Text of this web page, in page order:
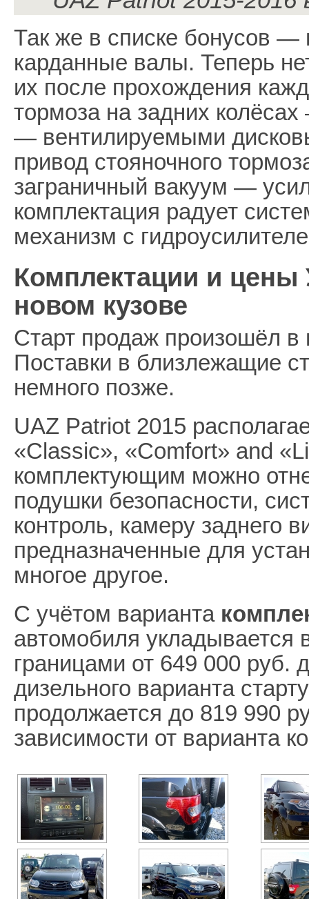
Так же в списке бонусов
карданные валы. Теперь
их после прохождения
тормоза на задних
— вентилируемыми
привод стояночного
заграничный вакуум —
комплектация радует
механизм с
Комплектации и цены
новом кузове
Старт продаж произошёл в
Поставки в близлежащие
немного позже.
UAZ Patriot 2015
«Classic», «Comfort» and
комплектующим можно
подушки безопасности,
контроль, камеру заднего
предназначенные для
многое другое.
С учётом варианта
автомобиля укладывается
границами от 649 000 руб.
дизельного варианта
продолжается до 819 990
зависимости от варианта